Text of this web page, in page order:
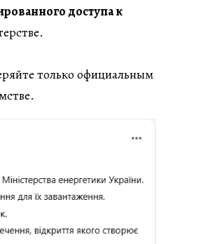
доступа к
только официальным